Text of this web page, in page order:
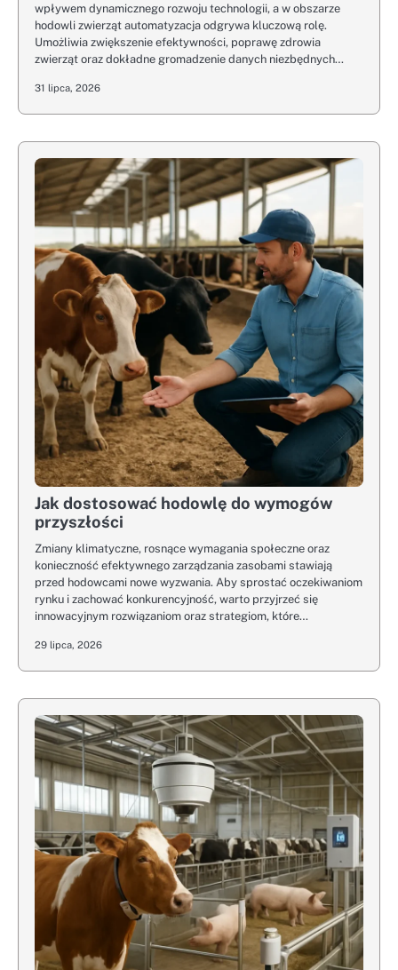
wpływem dynamicznego rozwoju technologii, a w obszarze
hodowli zwierząt automatyzacja odgrywa kluczową rolę.
Umożliwia zwiększenie efektywności, poprawę zdrowia
zwierząt oraz dokładne gromadzenie danych niezbędnych…
31 lipca, 2026
Jak dostosować hodowlę do wymogów
przyszłości
Zmiany klimatyczne, rosnące wymagania społeczne oraz
konieczność efektywnego zarządzania zasobami stawiają
przed hodowcami nowe wyzwania. Aby sprostać oczekiwaniom
rynku i zachować konkurencyjność, warto przyjrzeć się
innowacyjnym rozwiązaniom oraz strategiom, które…
29 lipca, 2026